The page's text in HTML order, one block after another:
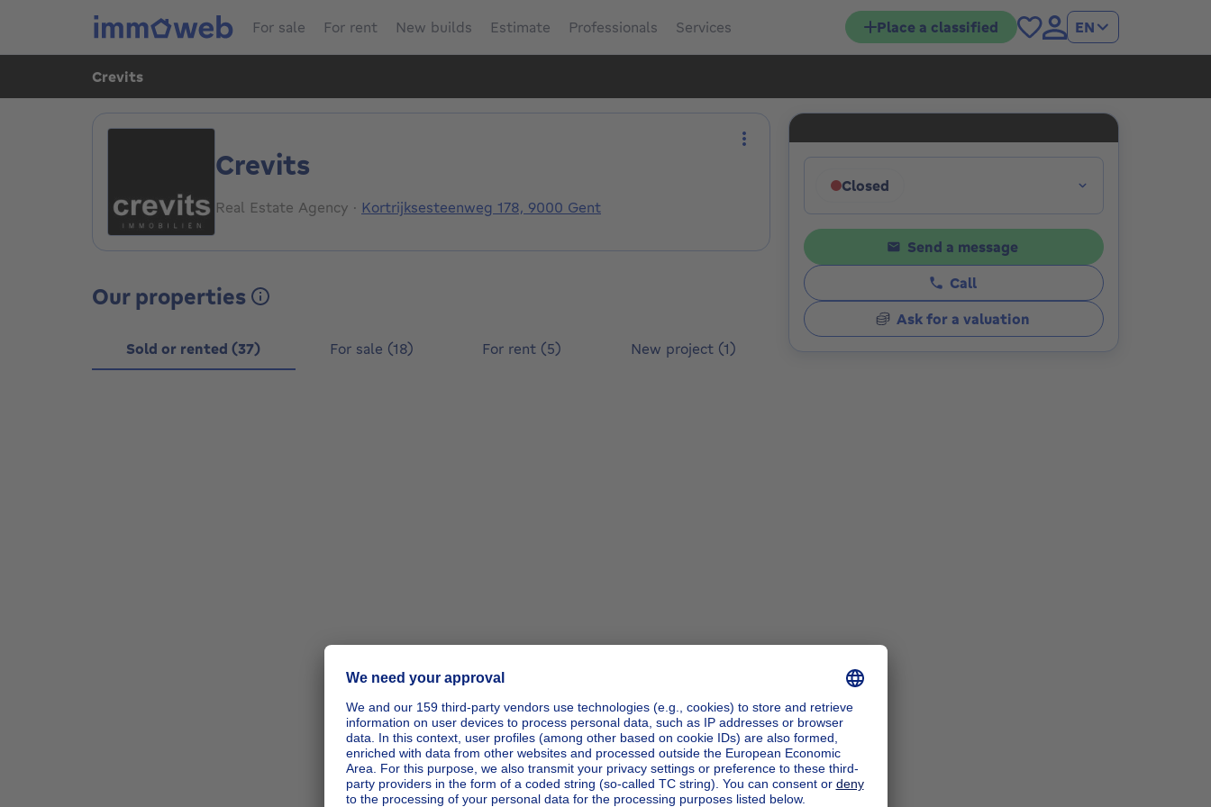
For sale For rent New builds Estimate Professionals Services Place a classified EN
Crevits
Crevits
Real Estate Agency · Kortrijksesteenweg 178, 9000 Gent
More actions
Our properties
Sold or rented (37) For sale (18) For rent (5) New project (1)
ipp_action_zoomIn
ipp_action_zoomOut
Closed
Click to display opening hours
Send a message
Call
Ask for a valuation